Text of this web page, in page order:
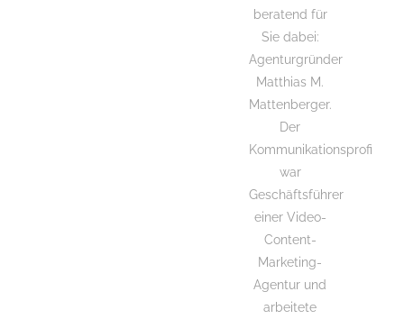
beratend für
Sie dabei:
Agenturgründer
Matthias M.
Mattenberger.
Der
Kommunikationsprofi
war
Geschäftsführer
einer Video-
Content-
Marketing-
Agentur und
arbeitete